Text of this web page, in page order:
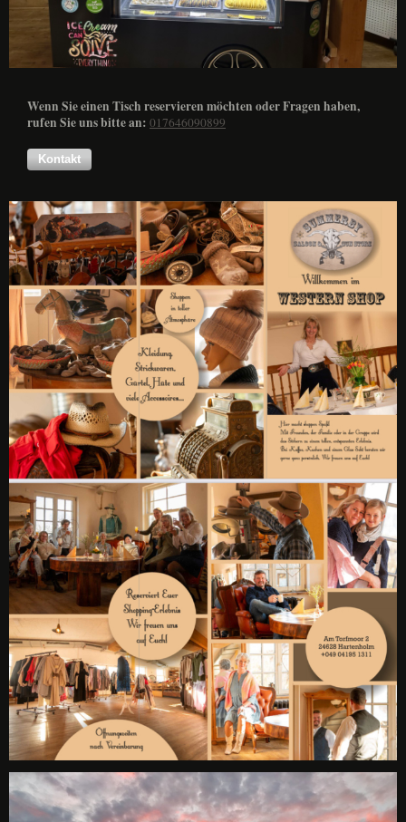
Wenn Sie einen Tisch reservieren möchten oder Fragen haben,
rufen Sie uns bitte an: 017646090899
Kontakt